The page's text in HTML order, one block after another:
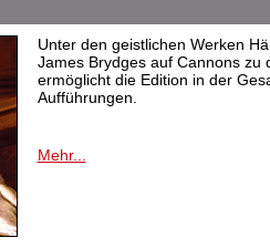
Unter den geistlichen Werken
James Brydges auf Cannons zu
ermöglicht die Edition in der
Aufführungen.
Mehr...